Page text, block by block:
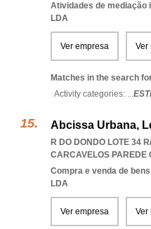
Atividades de mediação
LDA
Ver empresa Ver
Matches in the search
Activity categories: ...
Abcissa Urbana,
R DO DONDO LOTE 34
CARCAVELOS PAREDE
Compra e venda de
LDA
Ver empresa Ver